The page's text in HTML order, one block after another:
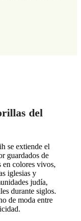
del
se extiende el
guardados de
en colores vivos,
iglesias y
judía,
durante siglos.
de moda entre